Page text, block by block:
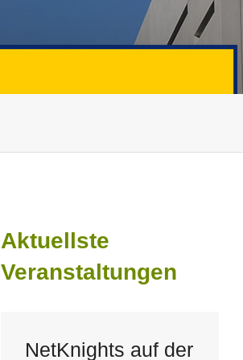
Aktuellste
Veranstaltungen
NetKnights auf der